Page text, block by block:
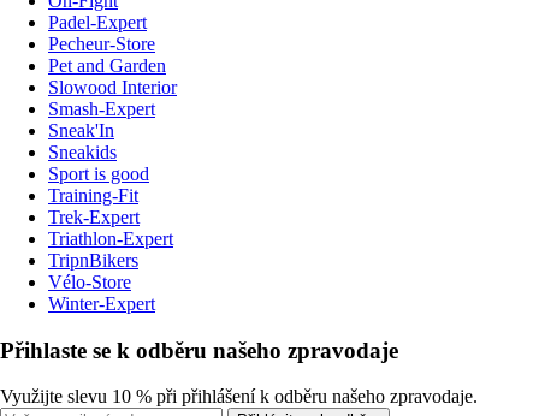
Padel-Expert
Pecheur-Store
Pet and Garden
Slowood Interior
Smash-Expert
Sneak'In
Sneakids
Sport is good
Training-Fit
Trek-Expert
Triathlon-Expert
TripnBikers
Vélo-Store
Winter-Expert
Přihlaste se k odběru našeho zpravodaje
Využijte slevu 10 % při přihlášení k odběru našeho zpravodaje.